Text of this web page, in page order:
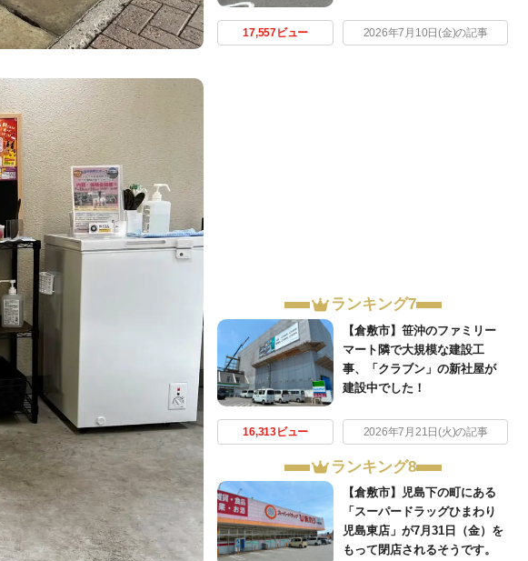
17,557ビュー 2026年7月10日(金)の記事
ランキング7
【倉敷市】笹沖のファミリー
マート隣で大規模な建設工
事、「クラブン」の新社屋が
建設中でした！
16,313ビュー 2026年7月21日(火)の記事
ランキング8
【倉敷市】児島下の町にある
「スーパードラッグひまわり
児島東店」が7月31日（金）を
もって閉店されるそうです。